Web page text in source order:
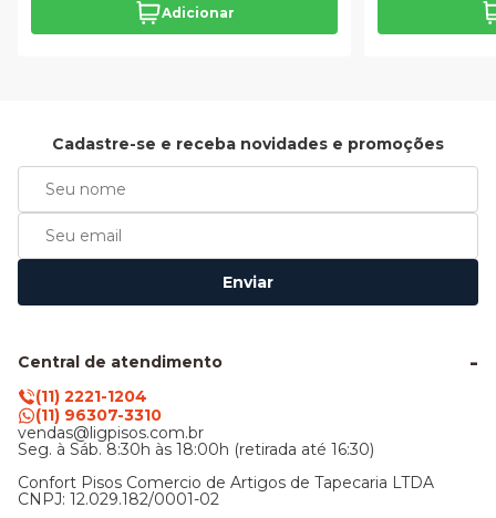
Adicionar
Cadastre-se e receba novidades e promoções
Enviar
Central de atendimento
(11) 2221-1204
(11) 96307-3310
vendas@ligpisos.com.br
Seg. à Sáb. 8:30h às 18:00h (retirada até 16:30)
Confort Pisos Comercio de Artigos de Tapecaria LTDA
CNPJ: 12.029.182/0001-02